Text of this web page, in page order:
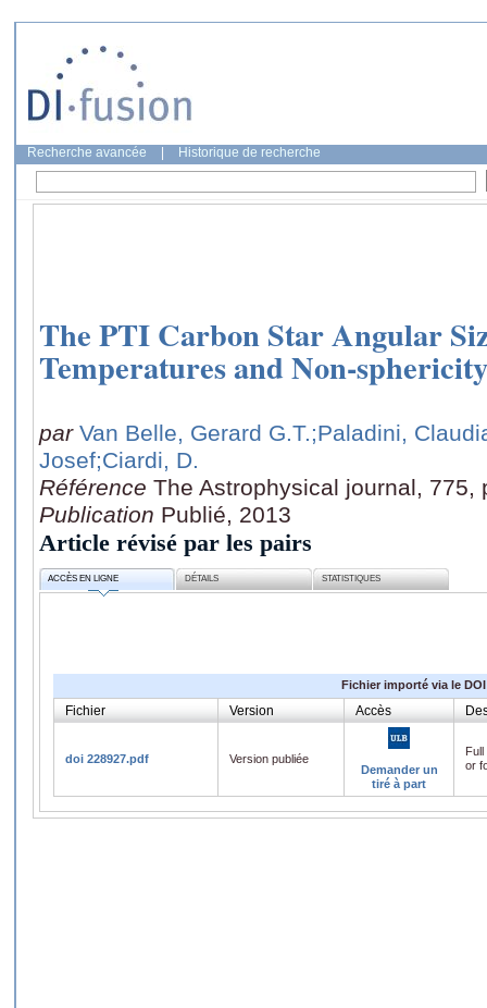
Recherche avancée Historique de recherche
The PTI Carbon Star Angular
Temperatures and Non-sphericity
par Van Belle, Gerard G.T.;Paladini,
Josef;Ciardi, D.
Référence The Astrophysical journal, 775,
Publication Publié, 2013
Article révisé par les pairs
ACCÈS EN LIGNE DÉTAILS STATISTIQUES
Fichier importé via le DOI
Fichier Version Accès
doi 228927.pdf
Version publiée
Demander un
tiré à part
or